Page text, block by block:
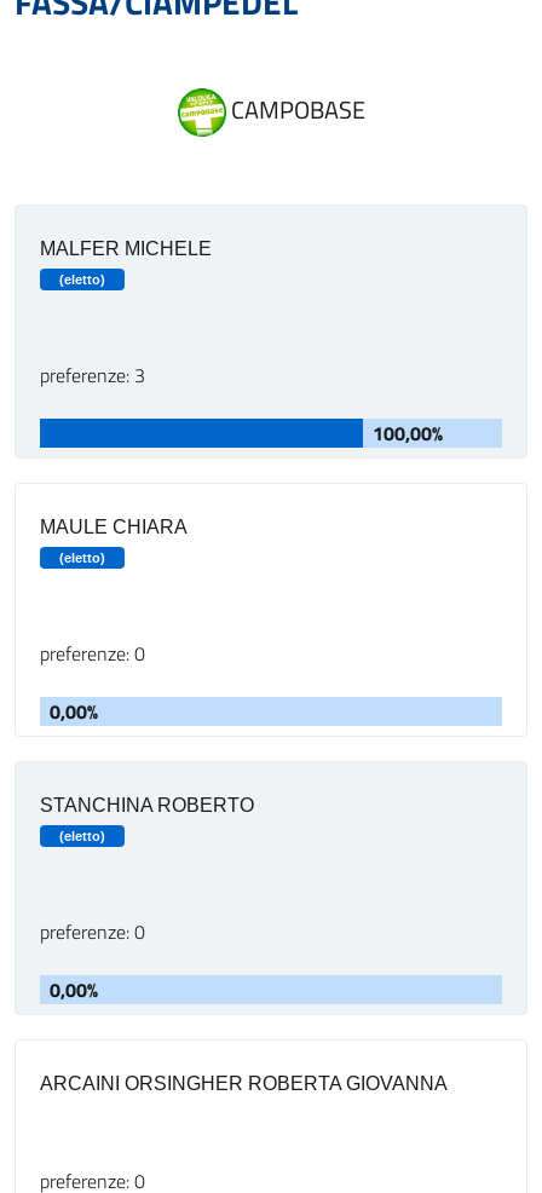
CAMPOBASE
MALFER MICHELE
(eletto)
preferenze: 3
100,00%
MAULE CHIARA
(eletto)
preferenze: 0
0,00%
STANCHINA ROBERTO
(eletto)
preferenze: 0
0,00%
ARCAINI ORSINGHER ROBERTA GIOVANNA
preferenze: 0